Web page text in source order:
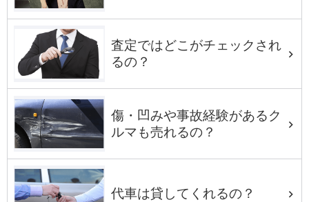
査定ではどこがチェックされ
るの？
傷・凹みや事故経験があるク
ルマも売れるの？
代車は貸してくれるの？